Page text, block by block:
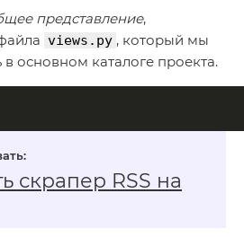
представление,
views.py , который мы
основном каталоге проекта.
скрапер RSS на